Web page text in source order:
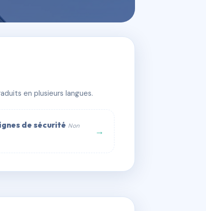
en plusieurs langues.
de sécurité Non
→